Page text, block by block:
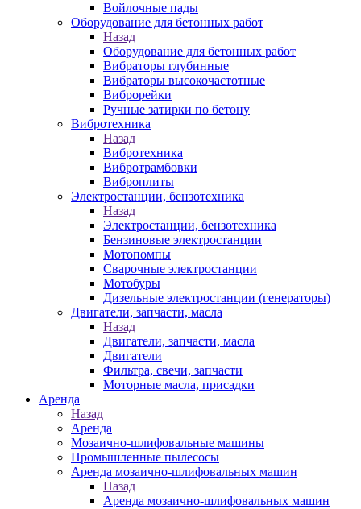
Войлочные пады
Оборудование для бетонных работ
Назад
Оборудование для бетонных работ
Вибраторы глубинные
Вибраторы высокочастотные
Виброрейки
Ручные затирки по бетону
Вибротехника
Назад
Вибротехника
Вибротрамбовки
Виброплиты
Электростанции, бензотехника
Назад
Электростанции, бензотехника
Бензиновые электростанции
Мотопомпы
Сварочные электростанции
Мотобуры
Дизельные электростанции (генераторы)
Двигатели, запчасти, масла
Назад
Двигатели, запчасти, масла
Двигатели
Фильтра, свечи, запчасти
Моторные масла, присадки
Аренда
Назад
Аренда
Мозаично-шлифовальные машины
Промышленные пылесосы
Аренда мозаично-шлифовальных машин
Назад
Аренда мозаично-шлифовальных машин